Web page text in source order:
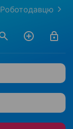
Роботодавцю